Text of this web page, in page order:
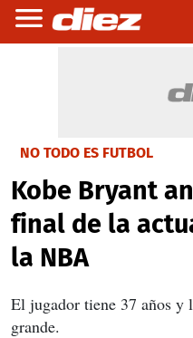
NO TODO ES FUTBOL
Kobe Bryant
final de la
la NBA
El jugador tiene 37 años y
grande.